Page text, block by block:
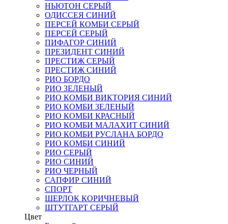
НЬЮТОН СЕРЫЙ
ОДИССЕЯ СИНИЙ
ПЕРСЕЙ КОМБИ СЕРЫЙ
ПЕРСЕЙ СЕРЫЙ
ПИФАГОР СИНИЙ
ПРЕЗИДЕНТ СИНИЙ
ПРЕСТИЖ СЕРЫЙ
ПРЕСТИЖ СИНИЙ
РИО БОРДО
РИО ЗЕЛЕНЫЙ
РИО КОМБИ ВИКТОРИЯ СИНИЙ
РИО КОМБИ ЗЕЛЕНЫЙ
РИО КОМБИ КРАСНЫЙ
РИО КОМБИ МАЛАХИТ СИНИЙ
РИО КОМБИ РУСЛАНА БОРДО
РИО КОМБИ СИНИЙ
РИО СЕРЫЙ
РИО СИНИЙ
РИО ЧЕРНЫЙ
САПФИР СИНИЙ
СПОРТ
ШЕРЛОК КОРИЧНЕВЫЙ
ШТУТГАРТ СЕРЫЙ
Цвет